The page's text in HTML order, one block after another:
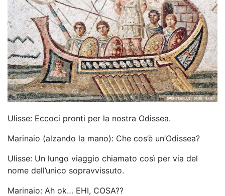
Ulisse: Eccoci pronti per la nostra Odissea.
Marinaio (alzando la mano): Che cos’è un’Odissea?
Ulisse: Un lungo viaggio chiamato così per via del
nome dell’unico sopravvissuto.
Marinaio: Ah ok… EHI, COSA??